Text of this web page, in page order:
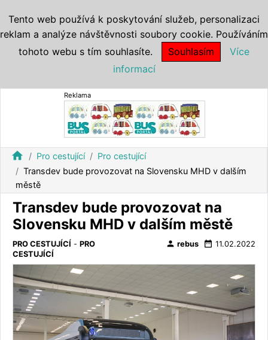
Reklama
home Pro cestující
Pro cestující
Transdev bude provozovat na Slovensku MHD v dalším
městě
Transdev bude provozovat na
Slovensku MHD v dalším městě
PRO CESTUJÍCÍ - PRO
CESTUJÍCÍ
person rebus date_range 11.02.2022
Tento web používá k poskytování služeb, personalizaci
reklam a analýze návštěvnosti soubory cookie. Používáním
tohoto webu s tím souhlasíte.
Souhlasím
Více
informací